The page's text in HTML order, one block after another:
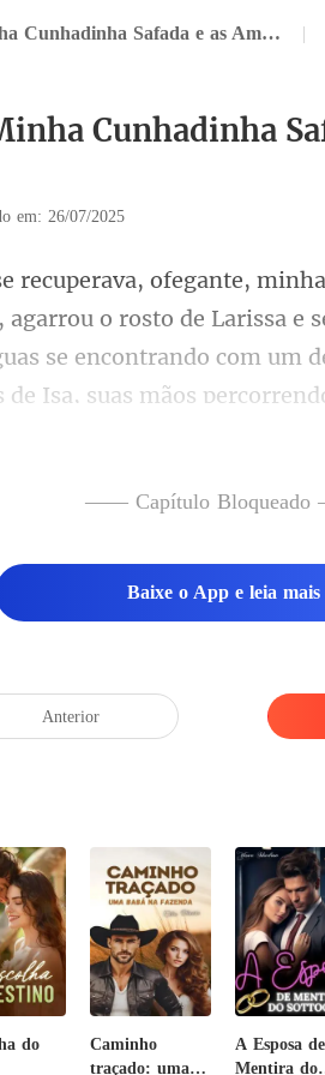
Capítulo 20 Minha Cunhadinha Safada e as Amigas parte final |
Cunhadinha
em: 26/07/2025
de Larissa e
se encontrando com um
—— Capítulo
Baixe o App e leia mais
Anterior
do
Caminho
traçado: uma
A Esposa de
Mentira do